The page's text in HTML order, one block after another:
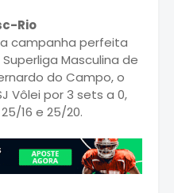
Rio
campanha perfeita
Masculina de
do Campo, o
Vôlei por 3 sets a 0,
16 e 25/20.